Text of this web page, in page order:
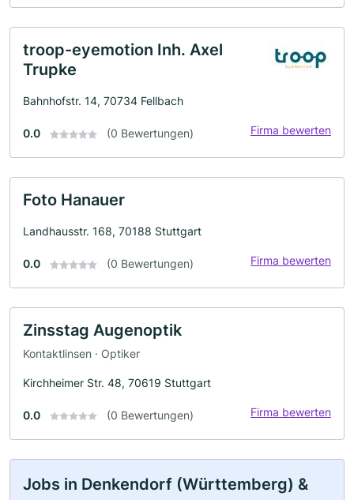
troop-eyemotion Inh. Axel
Trupke
Bahnhofstr. 14, 70734 Fellbach
0.0 (0 Bewertungen) Firma bewerten
Foto Hanauer
Landhausstr. 168, 70188 Stuttgart
0.0 (0 Bewertungen) Firma bewerten
Zinsstag Augenoptik
Kontaktlinsen · Optiker
Kirchheimer Str. 48, 70619 Stuttgart
0.0 (0 Bewertungen) Firma bewerten
Jobs in Denkendorf (Württemberg) &